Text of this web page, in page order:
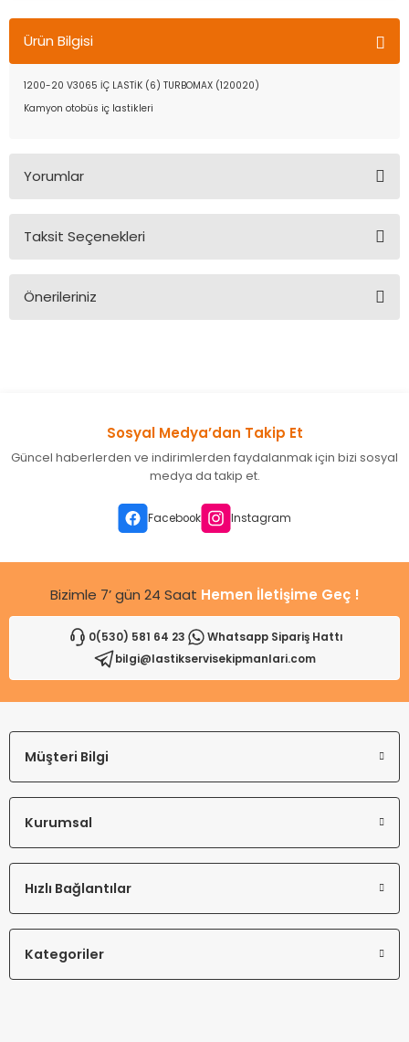
adresinize teslim edilir.
Ürün Bilgisi
1200-20 V3065 İÇ LASTİK (6) TURBOMAX (120020)
Kamyon otobüs iç lastikleri
Yorumlar
Taksit Seçenekleri
Önerileriniz
Ürün resmi kalitesiz, bozuk veya görüntülenemiyor.
Ürün açıklamasında eksik bilgiler bulunuyor.
Ürün fiyatı diğer sitelerden daha pahalı.
Gönder
Sosyal Medya’dan Takip Et
Güncel haberlerden ve indirimlerden faydalanmak için bizi sosyal
medya da takip et.
Facebook Instagram
Bizimle 7’ gün 24 Saat Hemen İletişime Geç !
0(530) 581 64 23
Whatsapp Sipariş Hattı
bilgi@lastikservisekipmanlari.com
Müşteri Bilgi
Kurumsal
Hızlı Bağlantılar
Kategoriler